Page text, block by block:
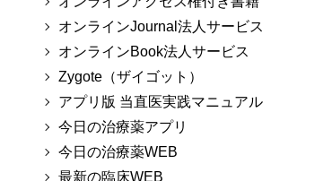
オンラインJournal法人サービス
オンラインBook法人サービス
Zygote（ザイゴット）
アプリ版 当直医実践マニュアル
今日の治療薬アプリ
今日の治療薬WEB
最新の臨床WEB